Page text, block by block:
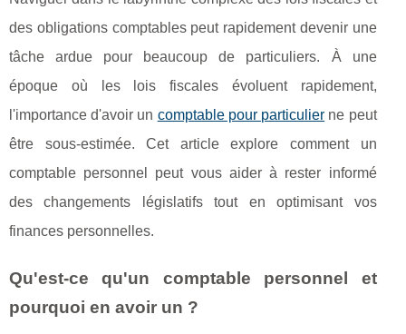
des obligations comptables peut rapidement devenir une
tâche ardue pour beaucoup de particuliers. À une
époque où les lois fiscales évoluent rapidement,
l'importance d'avoir un comptable pour particulier ne peut
être sous-estimée. Cet article explore comment un
comptable personnel peut vous aider à rester informé
des changements législatifs tout en optimisant vos
finances personnelles.
Qu'est-ce qu'un comptable personnel et
pourquoi en avoir un ?